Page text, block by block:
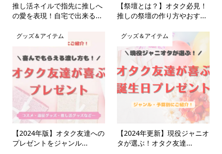
推し活ネイルで指先に推しへ
の愛を表現！自宅で出来る...
【祭壇とは？】オタク必見！
推しの祭壇の作り方やおす...
グッズ＆アイテム
【2024年版】オタク友達への
プレゼントをジャンル...
グッズ＆アイテム
【2024年更新】現役ジャニオ
タが選ぶ！オタク友達...